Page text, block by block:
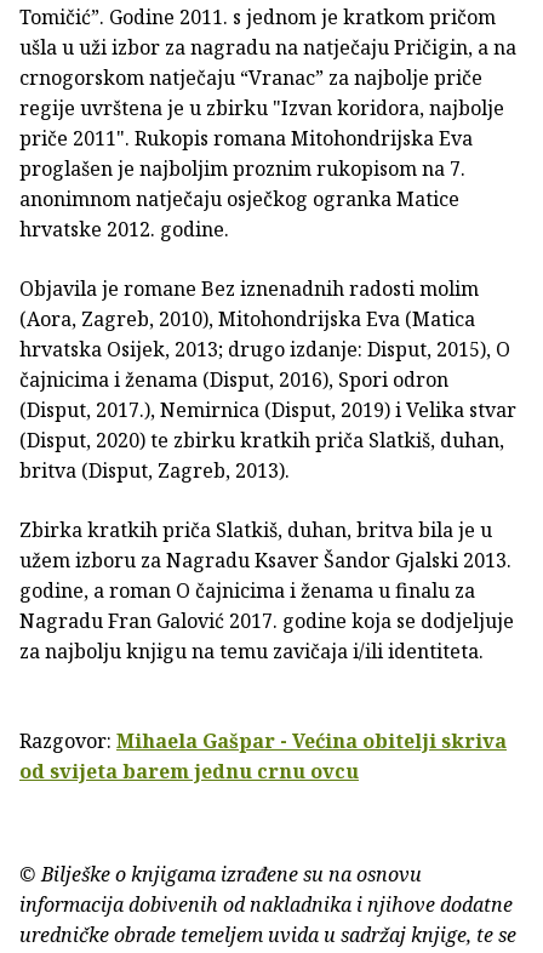
Tomičić”. Godine 2011. s jednom je kratkom pričom
ušla u uži izbor za nagradu na natječaju Pričigin, a na
crnogorskom natječaju “Vranac” za najbolje priče
regije uvrštena je u zbirku "Izvan koridora, najbolje
priče 2011". Rukopis romana Mitohondrijska Eva
proglašen je najboljim proznim rukopisom na 7.
anonimnom natječaju osječkog ogranka Matice
hrvatske 2012. godine.
Objavila je romane Bez iznenadnih radosti molim
(Aora, Zagreb, 2010), Mitohondrijska Eva (Matica
hrvatska Osijek, 2013; drugo izdanje: Disput, 2015), O
čajnicima i ženama (Disput, 2016), Spori odron
(Disput, 2017.), Nemirnica (Disput, 2019) i Velika stvar
(Disput, 2020) te zbirku kratkih priča Slatkiš, duhan,
britva (Disput, Zagreb, 2013).
Zbirka kratkih priča Slatkiš, duhan, britva bila je u
užem izboru za Nagradu Ksaver Šandor Gjalski 2013.
godine, a roman O čajnicima i ženama u finalu za
Nagradu Fran Galović 2017. godine koja se dodjeljuje
za najbolju knjigu na temu zavičaja i/ili identiteta.
Razgovor: Mihaela Gašpar - Većina obitelji skriva
od svijeta barem jednu crnu ovcu
© Bilješke o knjigama izrađene su na osnovu
informacija dobivenih od nakladnika i njihove dodatne
uredničke obrade temeljem uvida u sadržaj knjige, te se